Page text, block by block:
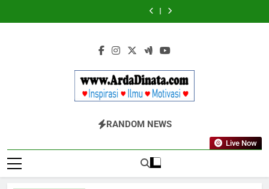
to
Kekinian
EFEKTA
English
for
Adults
Wajib
Diketahui
Kekinian
di
EFEKTA
English
for
Adults
BERDAYA
Inspirasi, Ilmu, Dan Motivasi
RANDOM NEWS
Live Now